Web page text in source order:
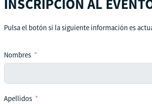
INSCRIPCIÓN AL
Pulsa el botón si la siguiente información es
Nombres
Apellidos